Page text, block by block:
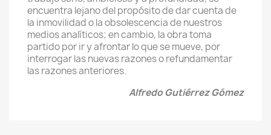
encuentra lejano del propósito de dar cuenta de
la inmovilidad o la obsolescencia de nuestros
medios analíticos; en cambio, la obra toma
partido por ir y afrontar lo que se mueve, por
interrogar las nuevas razones o refundamentar
las razones anteriores.
Alfredo Gutiérrez Gómez